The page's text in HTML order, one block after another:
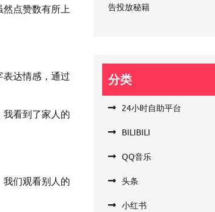
点赞数有所上
达情感，通过
看到了家人的
们观看别人的
告投放秘籍
分类
24小时自助平台
BILIBILI
QQ音乐
头条
小红书